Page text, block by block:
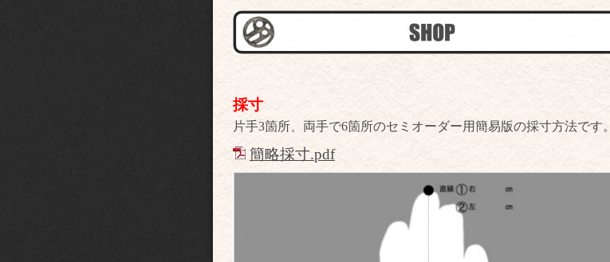
採寸
片手3箇所、両手で6箇所のセミオーダー用簡易版の採寸方法です。
簡略採寸.pdf